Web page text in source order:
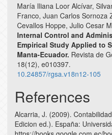
María Iliana Loor Alcívar,
Franco, Juan Carlos Sornoza
Cevallos Hoppe, Julio Cesar
Internal Control and
Empirical Study Applied to
Manta-Ecuador. Revista de
18(12), e010397.
10.24857/rgsa.v18n12-105
References
Alcarria, J. (2009).
Edicion ed.). España: